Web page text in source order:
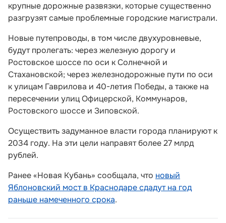
крупные дорожные развязки, которые существенно
разгрузят самые проблемные городские магистрали.
Новые путепроводы, в том числе двухуровневые,
будут пролегать: через железную дорогу и
Ростовское шоссе по оси к Солнечной и
Стахановской; через железнодорожные пути по оси
к улицам Гаврилова и 40-летия Победы, а также на
пересечении улиц Офицерской, Коммунаров,
Ростовского шоссе и Зиповской.
Осуществить задуманное власти города планируют к
2034 году. На эти цели направят более 27 млрд
рублей.
Ранее «Новая Кубань» сообщала, что новый
Яблоновский мост в Краснодаре сдадут на год
раньше намеченного срока.